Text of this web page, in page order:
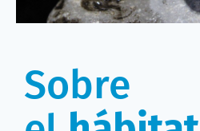
Sobre